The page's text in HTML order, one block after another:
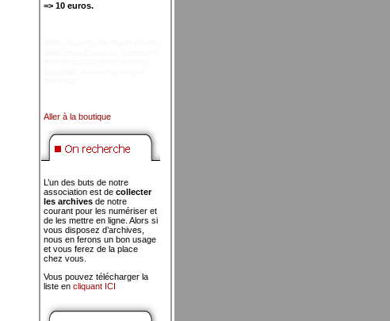
=> 10 euros.
Aller à la boutique
L’un des buts de notre
association est de collecter
les archives de notre
courant pour les numériser et
de les mettre en ligne. Alors si
vous disposez d’archives,
nous en ferons un bon usage
et vous ferez de la place
chez vous.
Vous pouvez télécharger la
liste en cliquant ICI